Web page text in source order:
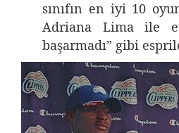
sınıfın en iyi 10
Adriana Lima ile
başarmadı” gibi